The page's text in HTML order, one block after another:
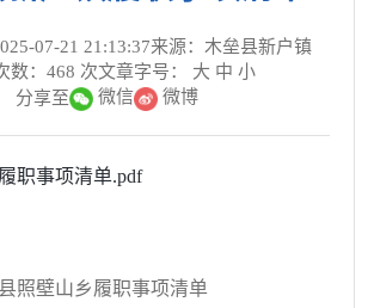
07-21 21:13:37来源：木垒县新户镇
数： 468 次文章字号： 大 中 小
分享至
微信 微博
职事项清单.pdf
照壁山乡履职事项清单